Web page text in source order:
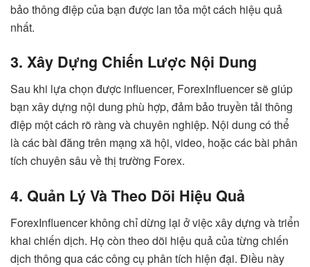
bảo thông điệp của bạn được lan tỏa một cách hiệu quả
nhất.
3. Xây Dựng Chiến Lược Nội Dung
Sau khi lựa chọn được influencer, ForexInfluencer sẽ giúp
bạn xây dựng nội dung phù hợp, đảm bảo truyền tải thông
điệp một cách rõ ràng và chuyên nghiệp. Nội dung có thể
là các bài đăng trên mạng xã hội, video, hoặc các bài phân
tích chuyên sâu về thị trường Forex.
4. Quản Lý Và Theo Dõi Hiệu Quả
ForexInfluencer không chỉ dừng lại ở việc xây dựng và triển
khai chiến dịch. Họ còn theo dõi hiệu quả của từng chiến
dịch thông qua các công cụ phân tích hiện đại. Điều này